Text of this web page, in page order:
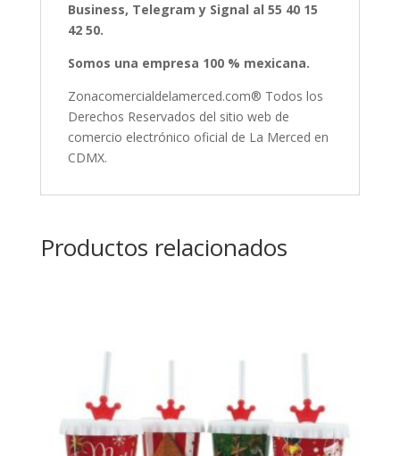
Business, Telegram y Signal al 55 40 15
42 50.
Somos una empresa 100 % mexicana.
Zonacomercialdelamerced.com® Todos los
Derechos Reservados del sitio web de
comercio electrónico oficial de La Merced en
CDMX.
Productos relacionados